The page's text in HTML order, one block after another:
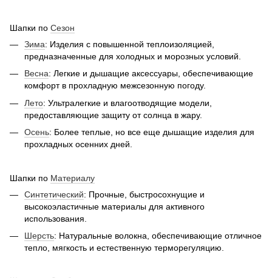
Шапки по Сезон
Зима: Изделия с повышенной теплоизоляцией,
предназначенные для холодных и морозных условий.
Весна: Легкие и дышащие аксессуары, обеспечивающие
комфорт в прохладную межсезонную погоду.
Лето: Ультралегкие и влагоотводящие модели,
предоставляющие защиту от солнца в жару.
Осень: Более теплые, но все еще дышащие изделия для
прохладных осенних дней.
Шапки по Материалу
Синтетический: Прочные, быстросохнущие и
высокоэластичные материалы для активного
использования.
Шерсть: Натуральные волокна, обеспечивающие отличное
тепло, мягкость и естественную терморегуляцию.